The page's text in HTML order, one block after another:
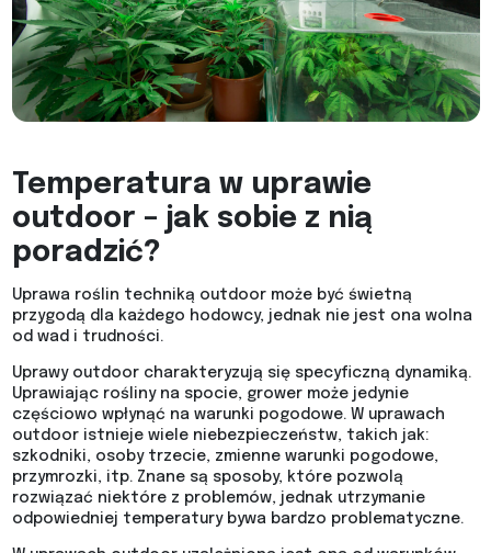
Temperatura w uprawie
outdoor – jak sobie z nią
poradzić?
Uprawa roślin techniką outdoor może być świetną
przygodą dla każdego hodowcy, jednak nie jest ona wolna
od wad i trudności.
Uprawy outdoor charakteryzują się specyficzną dynamiką.
Uprawiając rośliny na spocie, grower może jedynie
częściowo wpłynąć na warunki pogodowe. W uprawach
outdoor istnieje wiele niebezpieczeństw, takich jak:
szkodniki, osoby trzecie, zmienne warunki pogodowe,
przymrozki, itp. Znane są sposoby, które pozwolą
rozwiązać niektóre z problemów, jednak utrzymanie
odpowiedniej temperatury bywa bardzo problematyczne.